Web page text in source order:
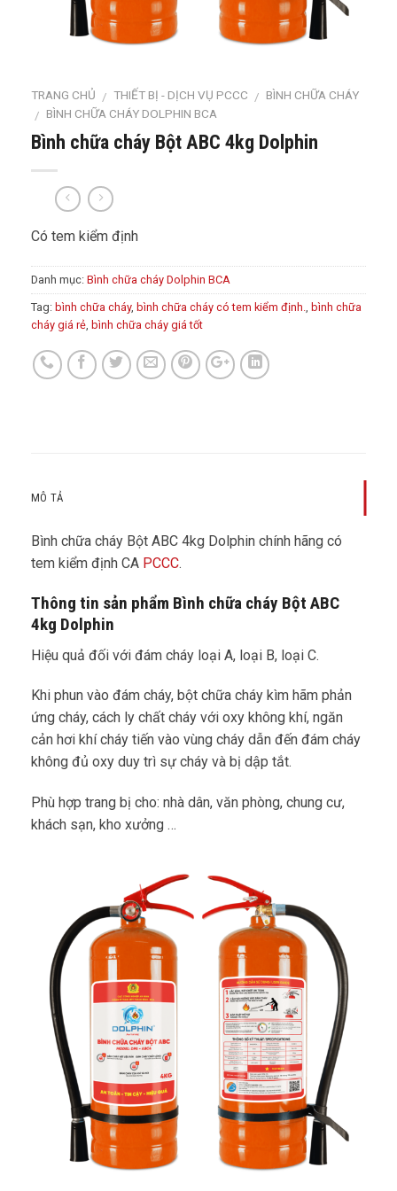
TRANG CHỦ / THIẾT BỊ - DỊCH VỤ PCCC / BÌNH CHỮA CHÁY
/ BÌNH CHỮA CHÁY DOLPHIN BCA
Bình chữa cháy Bột ABC 4kg Dolphin
Có tem kiểm định
Danh mục: Bình chữa cháy Dolphin BCA
Tag: bình chữa cháy, bình chữa cháy có tem kiểm định., bình chữa
cháy giá rẻ, bình chữa cháy giá tốt
MÔ TẢ
Bình chữa cháy Bột ABC 4kg Dolphin chính hãng có
tem kiểm định CA PCCC.
Thông tin sản phẩm Bình chữa cháy Bột ABC
4kg Dolphin
Hiệu quả đối với đám cháy loại A, loại B, loại C.
Khi phun vào đám cháy, bột chữa cháy kìm hãm phản
ứng cháy, cách ly chất cháy với oxy không khí, ngăn
cản hơi khí cháy tiến vào vùng cháy dẫn đến đám cháy
không đủ oxy duy trì sự cháy và bị dập tắt.
Phù hợp trang bị cho: nhà dân, văn phòng, chung cư,
khách sạn, kho xưởng …